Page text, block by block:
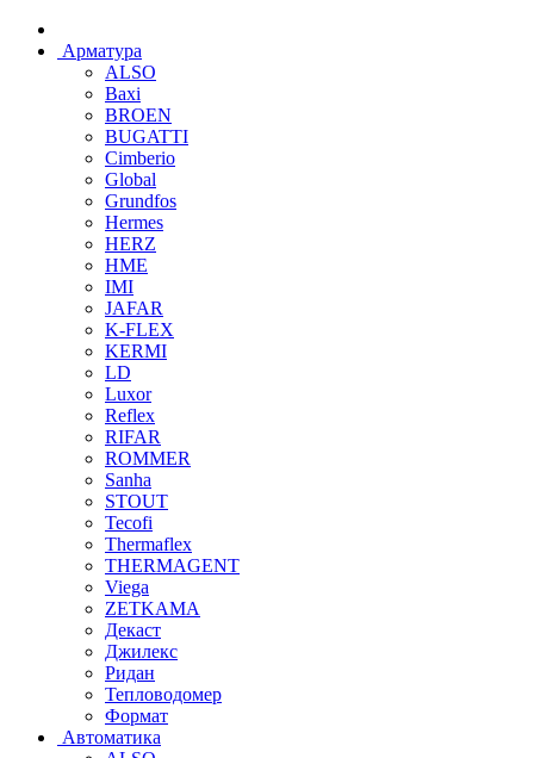
Арматура
ALSO
Baxi
BROEN
BUGATTI
Cimberio
Global
Grundfos
Hermes
HERZ
HME
IMI
JAFAR
K-FLEX
KERMI
LD
Luxor
Reflex
RIFAR
ROMMER
Sanha
STOUT
Tecofi
Thermaflex
THERMAGENT
Viega
ZETKAMA
Декаст
Джилекс
Ридан
Тепловодомер
Формат
Автоматика